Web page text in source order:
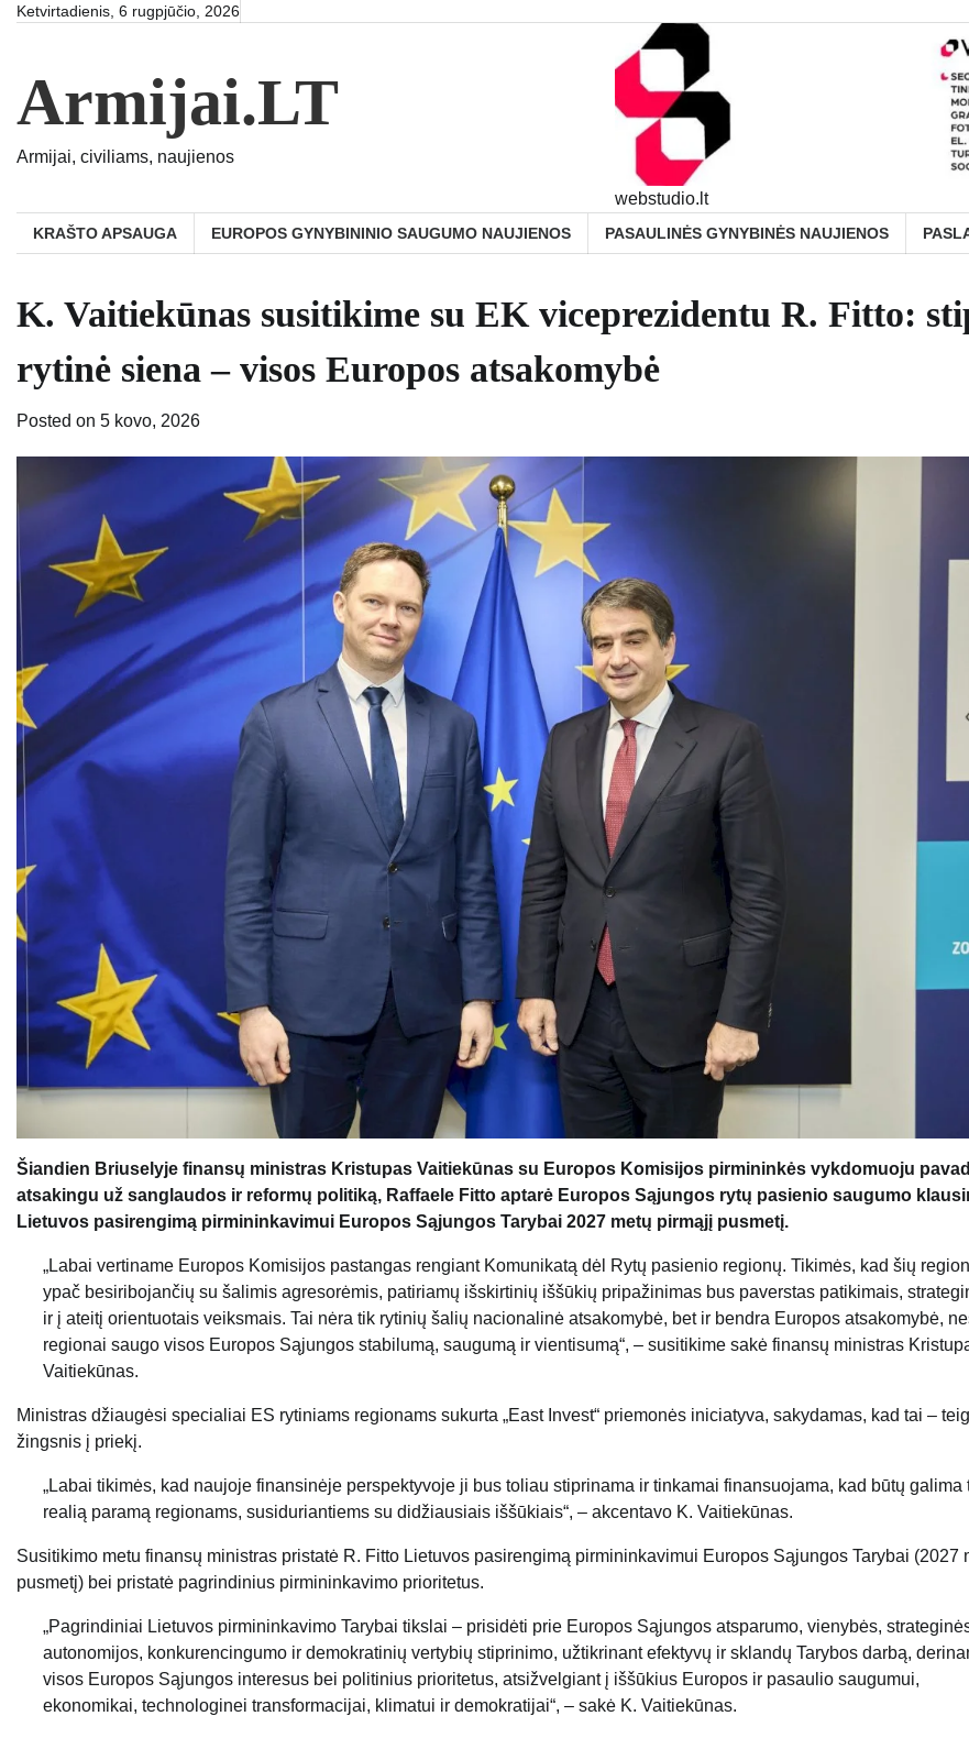
SkipKetvirtadienis, 6 rugpjūčio, 2026
Armijai.LT
Armijai, civiliams, naujienos
webstudio.lt
KRAŠTO APSAUGA EUROPOS GYNYBININIO SAUGUMO NAUJIENOS PASAULINĖS GYNYBINĖS NAUJIENOS
K. Vaitiekūnas susitikime su EK viceprezidentu R. Fitto:
rytinė siena – visos Europos atsakomybė
Posted on 5 kovo, 2026
Šiandien Briuselyje finansų ministras Kristupas Vaitiekūnas su Europos Komisijos pirmininkės vykdomuoju
atsakingu už sanglaudos ir reformų politiką, Raffaele Fitto aptarė Europos Sąjungos rytų pasienio saugumo
Lietuvos pasirengimą pirmininkavimui Europos Sąjungos Tarybai 2027 metų pirmąjį pusmetį.
„Labai vertiname Europos Komisijos pastangas rengiant Komunikatą dėl Rytų pasienio regionų. Tikimės, kad šių
ypač besiribojančių su šalimis agresorėmis, patiriamų išskirtinių iššūkių pripažinimas bus paverstas patikimais,
ir į ateitį orientuotais veiksmais. Tai nėra tik rytinių šalių nacionalinė atsakomybė, bet ir bendra Europos atsakomybė,
regionai saugo visos Europos Sąjungos stabilumą, saugumą ir vientisumą“, – susitikime sakė finansų ministras
Vaitiekūnas.
Ministras džiaugėsi specialiai ES rytiniams regionams sukurta „East Invest“ priemonės iniciatyva, sakydamas, kad tai –
žingsnis į priekį.
„Labai tikimės, kad naujoje finansinėje perspektyvoje ji bus toliau stiprinama ir tinkamai finansuojama, kad būtų galima
realią paramą regionams, susiduriantiems su didžiausiais iššūkiais“, – akcentavo K. Vaitiekūnas.
Susitikimo metu finansų ministras pristatė R. Fitto Lietuvos pasirengimą pirmininkavimui Europos Sąjungos Tarybai (2027
pusmetį) bei pristatė pagrindinius pirmininkavimo prioritetus.
„Pagrindiniai Lietuvos pirmininkavimo Tarybai tikslai – prisidėti prie Europos Sąjungos atsparumo, vienybės,
autonomijos, konkurencingumo ir demokratinių vertybių stiprinimo, užtikrinant efektyvų ir sklandų Tarybos darbą,
visos Europos Sąjungos interesus bei politinius prioritetus, atsižvelgiant į iššūkius Europos ir pasaulio saugumui,
ekonomikai, technologinei transformacijai, klimatui ir demokratijai“, – sakė K. Vaitiekūnas.